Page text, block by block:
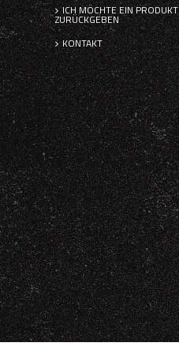
ICH MÖCHTE EIN PRODUKT
ZURÜCKGEBEN
KONTAKT